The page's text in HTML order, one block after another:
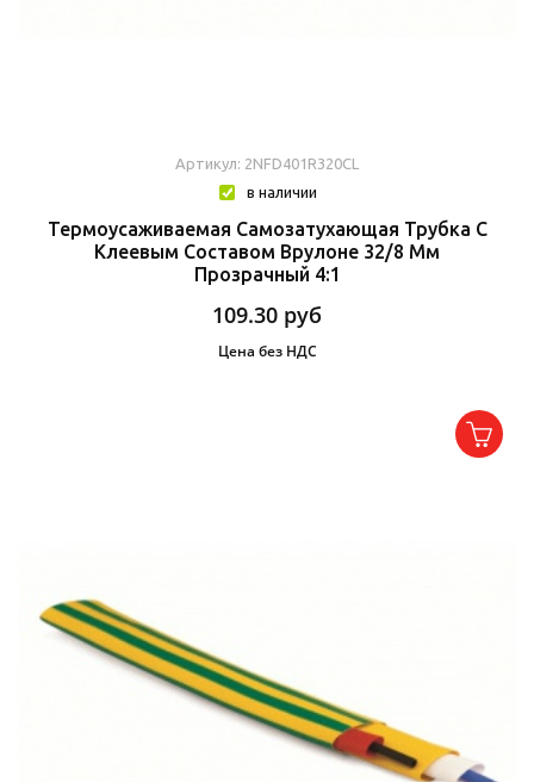
Артикул: 2NFD401R320CL
в наличии
Термоусаживаемая Самозатухающая Трубка C
Клеевым Составом Врулоне 32/8 Мм
Прозрачный 4:1
109.30 руб
Цена без НДС